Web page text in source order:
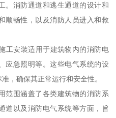
。消防通道和逃生通道的设计和
顺畅性，以及消防人员进入和救
工安装适用于建筑物内的消防电
应急照明等。这些电气系统的设
，确保其正常运行和安全性。
范围涵盖了各类建筑物的消防系
道以及消防电气系统等方面，旨